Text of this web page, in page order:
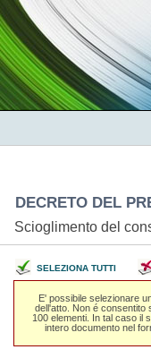
DECRETO DEL
Scioglimento del
SELEZIONA TUTTI
E' possibile selezionare
dell'atto. Non é consentito
100 elementi. In tal caso il
intero documento nel